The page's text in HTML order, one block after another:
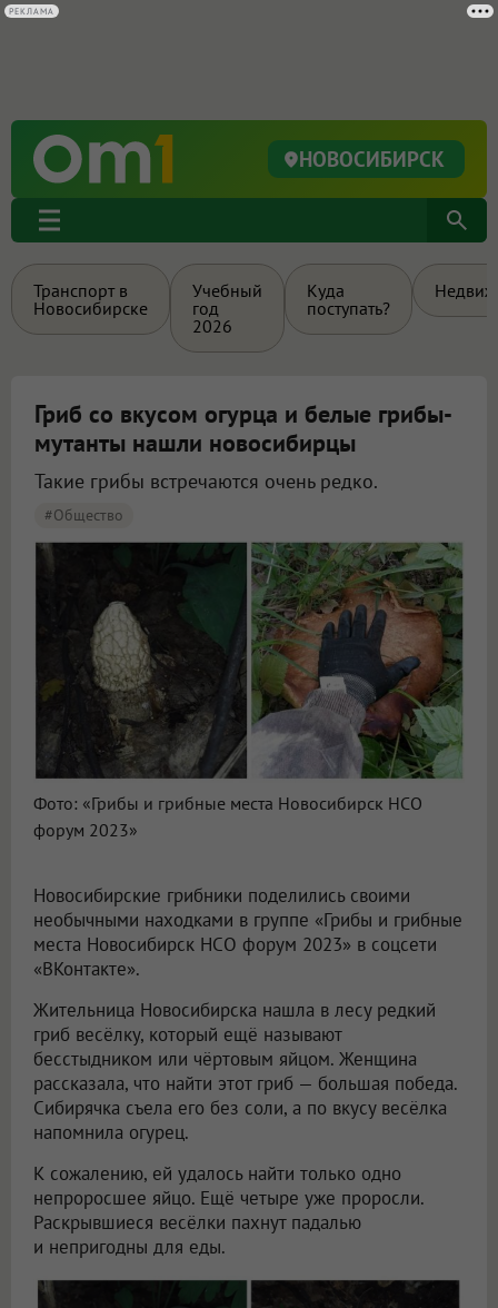
НОВОСИБИРСК
Транспорт в
Новосибирске
Учебный
год
2026
Куда
поступать?
Гриб со вкусом огурца и белые грибы-
мутанты нашли новосибирцы
Такие грибы встречаются очень редко.
#Общество
Фото: «Грибы и грибные места Новосибирск НСО
форум 2023»
Новосибирские грибники поделились своими
необычными находками в группе «Грибы и грибные
места Новосибирск НСО форум 2023» в соцсети
«ВКонтакте».
Жительница Новосибирска нашла в лесу редкий
гриб весёлку, который ещё называют
бесстыдником или чёртовым яйцом. Женщина
рассказала, что найти этот гриб — большая победа.
Сибирячка съела его без соли, а по вкусу весёлка
напомнила огурец.
К сожалению, ей удалось найти только одно
непроросшее яйцо. Ещё четыре уже проросли.
Раскрывшиеся весёлки пахнут падалью
и непригодны для еды.
РЕКЛАМА